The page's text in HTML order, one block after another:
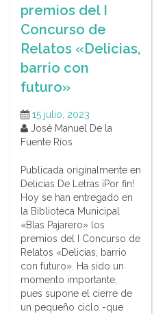
premios del I
Concurso de
Relatos «Delicias,
barrio con
futuro»
15 julio, 2023
José Manuel De la
Fuente Ríos
Publicada originalmente en
Delicias De Letras ¡Por fin!
Hoy se han entregado en
la Biblioteca Municipal
«Blas Pajarero» los
premios del I Concurso de
Relatos «Delicias, barrio
con futuro». Ha sido un
momento importante,
pues supone el cierre de
un pequeño ciclo -que